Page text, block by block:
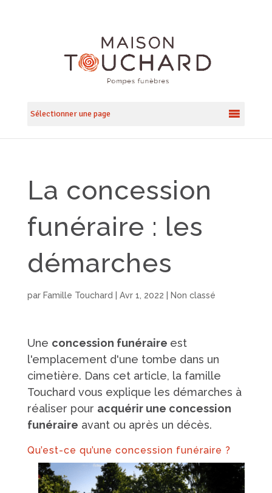
Sélectionner une page
La concession
funéraire : les
démarches
par Famille Touchard Avr 1, 2022 Non classé
Une concession funéraire est
l'emplacement d'une tombe dans un
cimetière. Dans cet article, la famille
Touchard vous explique les démarches à
réaliser pour acquérir une concession
funéraire avant ou après un décès.
Qu’est-ce qu’une concession funéraire ?